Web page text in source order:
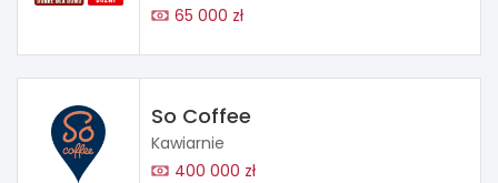
65 000 zł
So Coffee
Kawiarnie
400 000 zł